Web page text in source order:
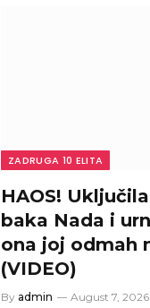
ZADRUGA 10 ELITA
HAOS!
baka Nada i
ona joj odmah
(VIDEO)
By admin August 7, 2026